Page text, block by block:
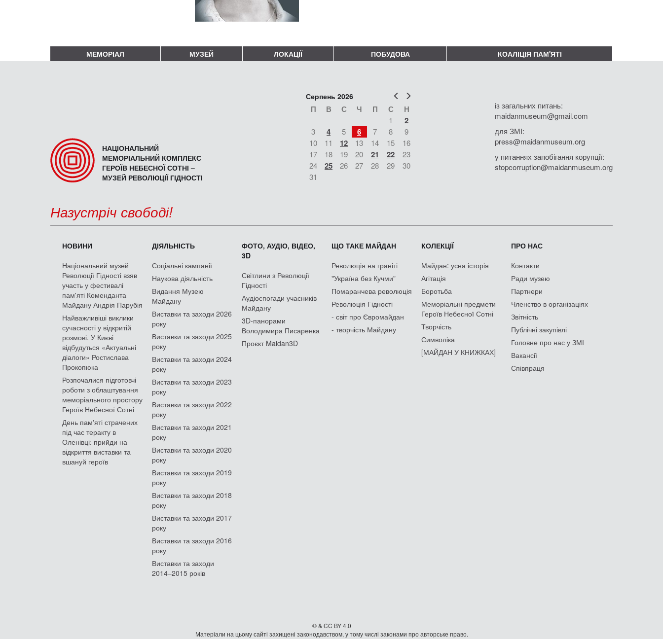
МЕМОРІАЛ МУЗЕЙ ЛОКАЦІЇ ПОБУДОВА КОАЛІЦІЯ ПАМ'ЯТІ
НАЦІОНАЛЬНИЙ
МЕМОРІАЛЬНИЙ КОМПЛЕКС
ГЕРОЇВ НЕБЕСНОЇ СОТНІ –
МУЗЕЙ РЕВОЛЮЦІЇ ГІДНОСТІ
Попер
Серпень 2026
П В С Ч П С Н
1 2
3 4 5 6 7 8
9
10
11 12 13 14 15
16
17
18 19 20 21 22
23
24
25 26 27 28 29
30
31
із загальних питань:
maidanmuseum@gmail.com
для ЗМІ:
press@maidanmuseum.org
у питаннях запобігання корупції:
stopcorruption@maidanmuseum.org
Назустріч свободі!
НОВИНИ
Національний музей
Революції Гідності взяв
участь у фестивалі
пам'яті Коменданта
Майдану Андрія Парубія
Найважливіші виклики
сучасності у відкритій
розмові. У Києві
відбудуться «Актуальні
діалоги» Ростислава
Прокопюка
Розпочалися підготовчі
роботи з облаштування
меморіального простору
Героїв Небесної Сотні
День памʼяті страчених
під час теракту в
Оленівці: прийди на
відкриття виставки та
вшануй героїв
ДІЯЛЬНІСТЬ
Соціальні кампанії
Наукова діяльність
Видання Музею
Майдану
Виставки та заходи 2026
року
Виставки та заходи 2025
року
Виставки та заходи 2024
року
Виставки та заходи 2023
року
Виставки та заходи 2022
року
Виставки та заходи 2021
року
Виставки та заходи 2020
року
Виставки та заходи 2019
року
Виставки та заходи 2018
року
Виставки та заходи 2017
року
Виставки та заходи 2016
року
Виставки та заходи
2014–2015 років
ФОТО, АУДІО, ВІДЕО,
3D
Світлини з Революції
Гідності
Аудіоспогади учасників
Майдану
3D-панорами
Володимира Писаренка
Проєкт Maidan3D
ЩО ТАКЕ МАЙДАН
Революція на граніті
"Україна без Кучми"
Помаранчева революція
Революція Гідності
- світ про Євромайдан
- творчість Майдану
КОЛЕКЦІЇ
Майдан: усна історія
Агітація
Боротьба
Меморіальні предмети
Героїв Небесної Сотні
Творчість
Символіка
[МАЙДАН У КНИЖКАХ]
ПРО НАС
Контакти
Ради музею
Партнери
Членство в організаціях
Звітність
Публічні закупівлі
Головне про нас у ЗМІ
Вакансії
Співпраця
© & CC BY 4.0
Матеріали на цьому сайті захищені законодавством, у тому числі законами про авторське право.